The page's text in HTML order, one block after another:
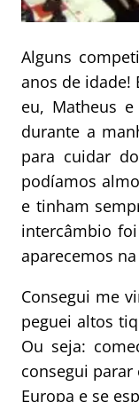
Alguns
anos de idade!
eu, Matheus
durante a
para cuidar
podíamos
e tinham
intercâmbio
aparecemos
Consegui me
peguei altos
Ou seja:
consegui
Europa e se